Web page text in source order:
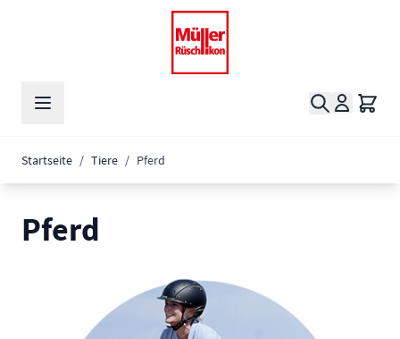
Suche
Startseite / Tiere / Pferd
Pferd